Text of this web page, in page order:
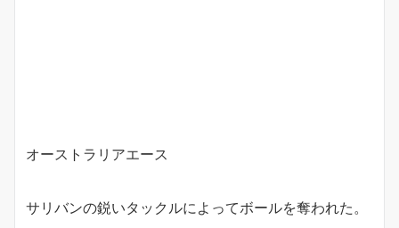
オーストラリアエース
サリバンの鋭いタックルによってボールを奪われた。